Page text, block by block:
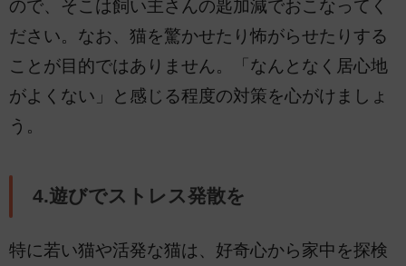
ので、そこは飼い主さんの匙加減でおこなってく
ださい。なお、猫を驚かせたり怖がらせたりする
ことが目的ではありません。「なんとなく居心地
がよくない」と感じる程度の対策を心がけましょ
う。
4.遊びでストレス発散を
特に若い猫や活発な猫は、好奇心から家中を探検